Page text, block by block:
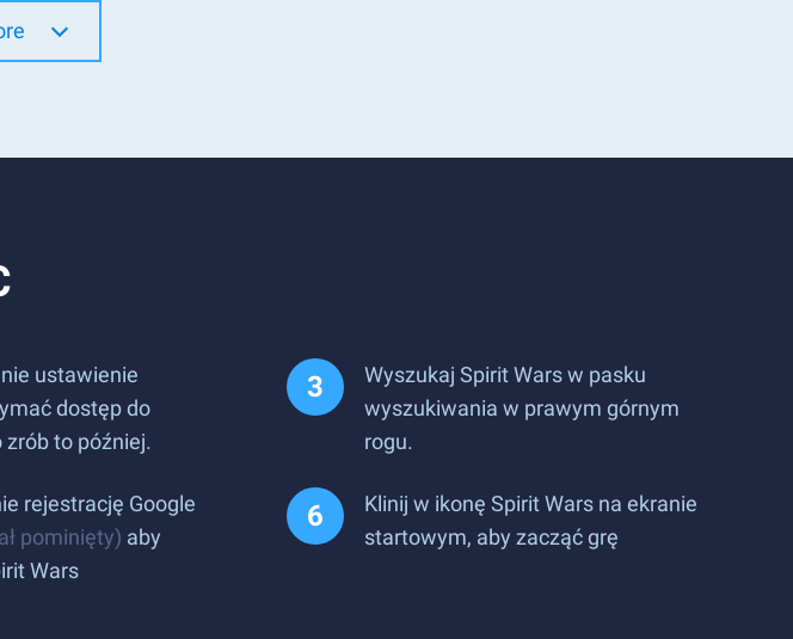
ustawienie
dostęp do
zrób to później.
Wyszukaj Spirit Wars w pasku
wyszukiwania w prawym górnym
rogu.
rejestrację Google
pominięty) aby
Wars
Klinij w ikonę Spirit Wars na ekranie
startowym, aby zacząć grę